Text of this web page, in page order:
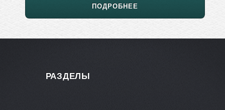
ПОДРОБНЕЕ
РАЗДЕЛЫ